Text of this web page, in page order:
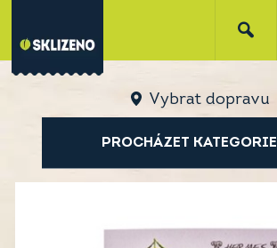
Vybrat dopravu
PROCHÁZET KATEGORIE